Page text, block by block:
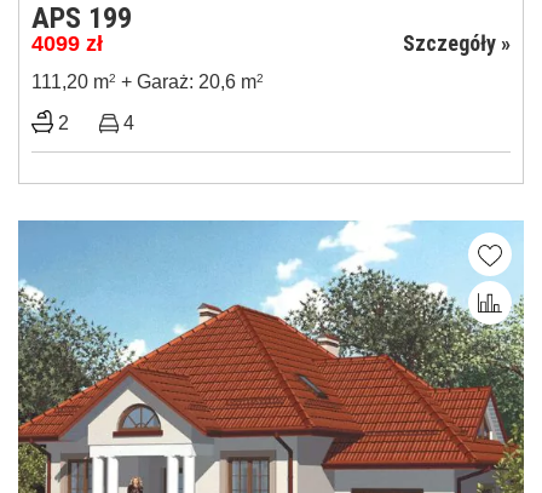
APS 199
4099 zł Szczegóły »
111,20 m2 + Garaż: 20,6 m2
2 4